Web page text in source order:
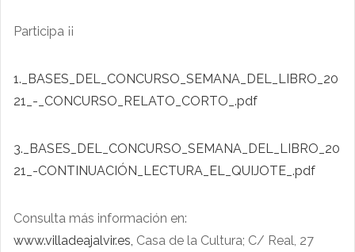
Participa ¡¡
1._BASES_DEL_CONCURSO_SEMANA_DEL_LIBRO_20
21_-_CONCURSO_RELATO_CORTO_.pdf
3._BASES_DEL_CONCURSO_SEMANA_DEL_LIBRO_20
21_-CONTINUACIÓN_LECTURA_EL_QUIJOTE_.pdf
Consulta más información en:
www.villadeajalvir.es, Casa de la Cultura; C/ Real, 27